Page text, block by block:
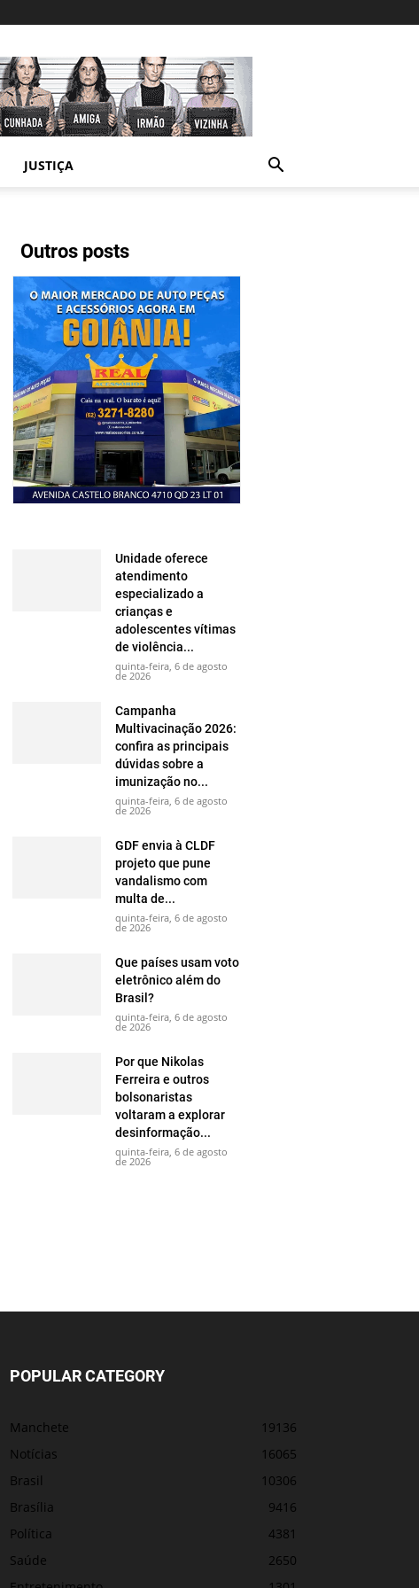
JUSTIÇA
Outros posts
Unidade oferece
atendimento
especializado a
crianças e
adolescentes vítimas
de violência...
quinta-feira, 6 de agosto
de 2026
Campanha
Multivacinação 2026:
confira as principais
dúvidas sobre a
imunização no...
quinta-feira, 6 de agosto
de 2026
GDF envia à CLDF
projeto que pune
vandalismo com
multa de...
quinta-feira, 6 de agosto
de 2026
Que países usam voto
eletrônico além do
Brasil?
quinta-feira, 6 de agosto
de 2026
Por que Nikolas
Ferreira e outros
bolsonaristas
voltaram a explorar
desinformação...
quinta-feira, 6 de agosto
de 2026
POPULAR CATEGORY
Manchete
19136
Notícias
16065
Brasil
10306
Brasília
9416
Política
4381
Saúde
2650